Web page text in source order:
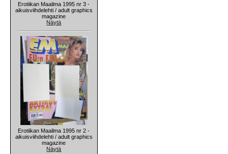
Erotiikan Maailma 1995 nr 3 -
aikuisviihdelehti / adult graphics
magazine
Näytä
Erotiikan Maailma 1995 nr 2 -
aikuisviihdelehti / adult graphics
magazine
Näytä